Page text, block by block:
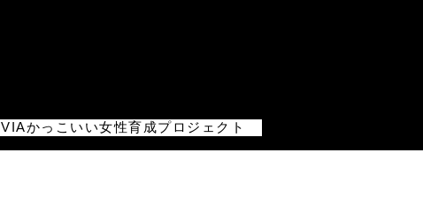
VIAかっこいい女性育成プロジェクト